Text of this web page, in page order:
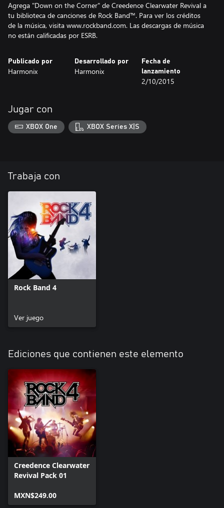
Agrega "Down on the Corner" de Creedence Clearwater Revival a
tu biblioteca de canciones de Rock Band™. Para ver los créditos
de la música, visita www.rockband.com. Las descargas de música
no están calificadas por ESRB.
Publicado por
Harmonix
Desarrollado por
Harmonix
Fecha de
lanzamiento
2/10/2015
Jugar con
XBOX One XBOX Series X|S
Trabaja con
Rock Band 4
Ver juego
Ediciones que contienen este elemento
Creedence Clearwater
Revival Pack 01
MXN$249.00